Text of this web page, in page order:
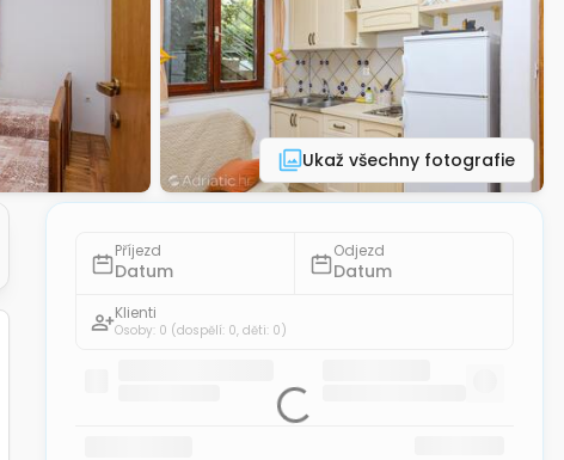
Ukaž všechny fotografie
Příjezd
Datum
Odjezd
Datum
Klienti
Osoby: 0 (dospělí: 0, děti: 0)